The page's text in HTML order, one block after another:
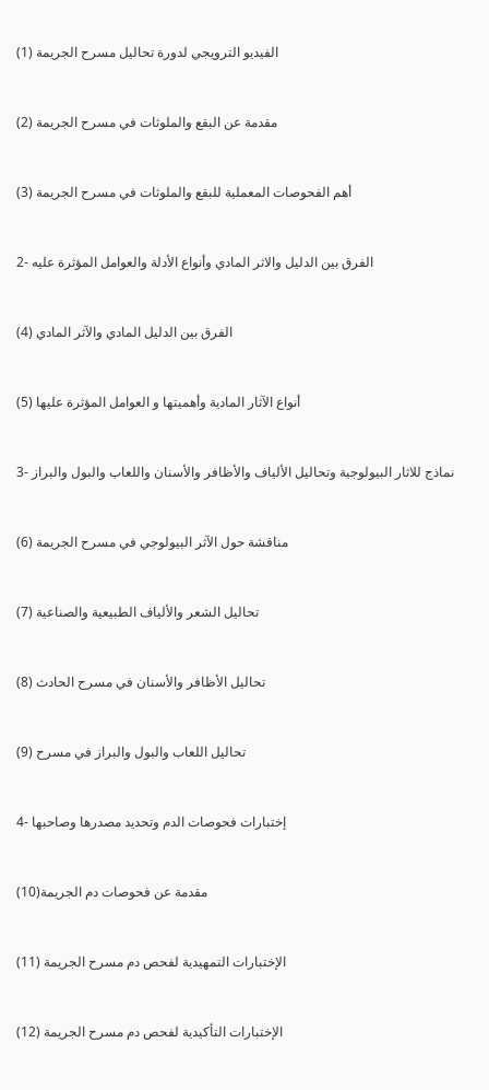
(1) الفيديو الترويجي لدورة تحاليل مسرح الجريمة
(2) مقدمة عن البقع والملوثات في مسرح الجريمة
(3) أهم الفحوصات المعملية للبقع والملوثات في مسرح الجريمة
2- الفرق بين الدليل والاثر المادي وأنواع الأدلة والعوامل المؤثرة عليه
(4) الفرق بين الدليل المادي والآثر المادي
(5) أنواع الآثار المادية وأهميتها و العوامل المؤثرة عليها
3- نماذج للاثار البيولوجية وتحاليل الألياف والأظافر والأسنان واللعاب والبول والبراز
(6) مناقشة حول الآثر البيولوجي في مسرح الجريمة
(7) تحاليل الشعر والألياف الطبيعية والصناعية
(8) تحاليل الأظافر والأسنان في مسرح الحادث
(9) تحاليل اللعاب والبول والبراز في مسرح
4- إختبارات فحوصات الدم وتحديد مصدرها وصاحبها
(10)مقدمة عن فحوصات دم الجريمة
(11) الإختبارات التمهيدية لفحص دم مسرح الجريمة
(12) الإختبارات التأكيدية لفحص دم مسرح الجريمة